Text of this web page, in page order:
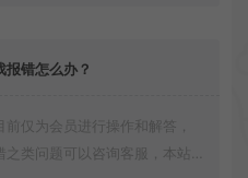
错怎么办？
仅为会员进行操作和解答，
类问题可以咨询客服，本站